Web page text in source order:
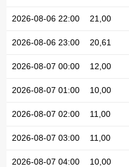
2026-08-06 22:00 21,00
2026-08-06 23:00 20,61
2026-08-07 00:00 12,00
2026-08-07 01:00 10,00
2026-08-07 02:00 11,00
2026-08-07 03:00 11,00
2026-08-07 04:00 10,00